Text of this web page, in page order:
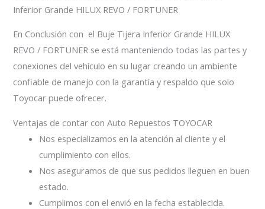
Inferior Grande HILUX REVO / FORTUNER
En Conclusión con el Buje Tijera Inferior Grande HILUX
REVO / FORTUNER se está manteniendo todas las partes y
conexiones del vehículo en su lugar creando un ambiente
confiable de manejo con la garantía y respaldo que solo
Toyocar puede ofrecer.
Ventajas de contar con Auto Repuestos TOYOCAR
Nos especializamos en la atención al cliente y el
cumplimiento con ellos.
Nos aseguramos de que sus pedidos lleguen en buen
estado.
Cumplimos con el envió en la fecha establecida.